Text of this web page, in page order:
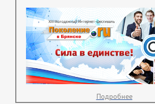
Подробнее